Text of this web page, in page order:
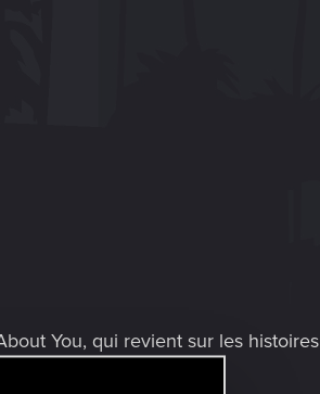
You, qui revient sur les histoires
de votre aventure !